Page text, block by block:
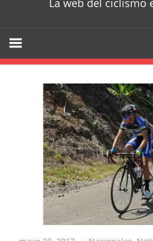
La web del ciclismo